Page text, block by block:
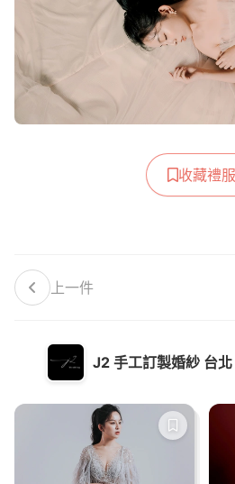
收藏禮服
上一件
J2 手工訂製婚紗 台北